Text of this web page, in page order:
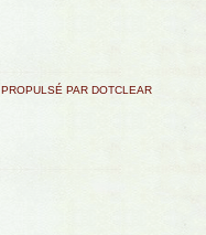
PROPULSÉ PAR DOTCLEAR